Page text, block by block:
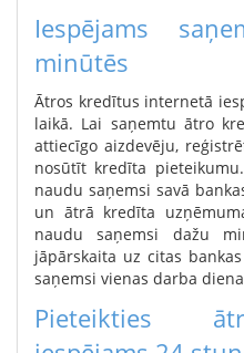
Iespējams
minūtēs
Ātros kredītus internetā
laikā. Lai saņemtu ātro
attiecīgo aizdevēju,
nosūtīt kredīta
naudu saņemsi savā
un ātrā kredīta
naudu saņemsi dažu
jāpārskaita uz citas
saņemsi vienas darba
Pieteikties